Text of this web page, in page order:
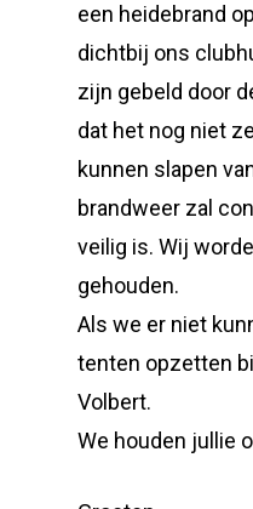
een heidebrand
dichtbij ons
zijn gebeld door
dat het nog niet
kunnen slapen
brandweer zal
veilig is. Wij
gehouden.
Als we er niet
tenten opzetten
Volbert.
We houden jullie